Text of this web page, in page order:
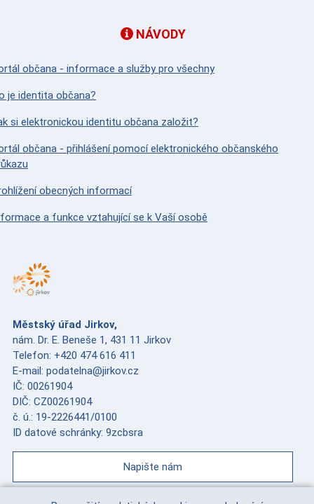
NÁVODY
občana - informace a služby pro všechny
je identita občana?
si elektronickou identitu občana založit?
občana - přihlášení pomocí elektronického občanského
obecných informací
a funkce vztahující se k Vaší osobě
Městský úřad Jirkov,
nám. Dr. E. Beneše 1, 431 11 Jirkov
Telefon: +420 474 616 411
E-mail: podatelna@jirkov.cz
IČ: 00261904
DIČ: CZ00261904
č. ú.: 19-2226441/0100
ID datové schránky: 9zcbsra
Napište nám